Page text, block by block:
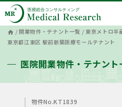
home /開業物件・テナント一覧 /東京メトロ
東京都江東区 駅前新築医療モールテナント
医院開業物件・テナント
物件No.KT1839